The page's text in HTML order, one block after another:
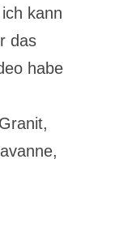
kann
das
habe